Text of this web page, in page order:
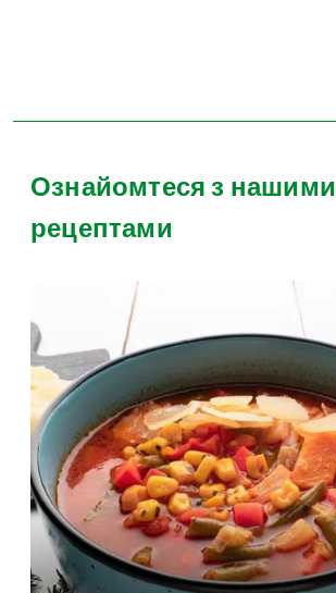
Ознайомтеся з нашими
рецептами